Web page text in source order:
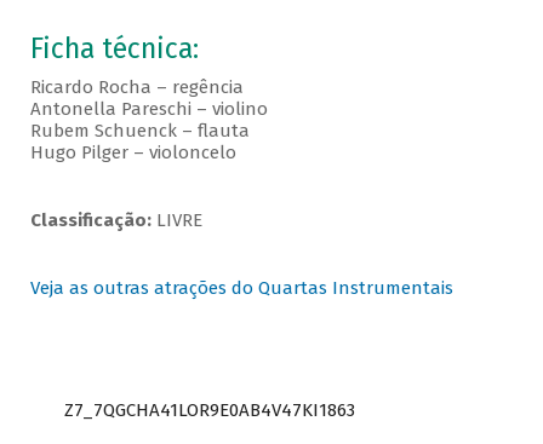
Ficha técnica:
Ricardo Rocha – regência
Antonella Pareschi – violino
Rubem Schuenck – flauta
Hugo Pilger – violoncelo
Classificação:LIVRE
Veja as outras atrações do Quartas Instrumentais
Z7_7QGCHA41LOR9E0AB4V47KI1863